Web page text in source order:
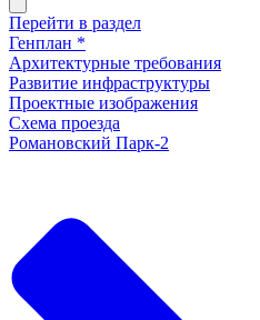
Перейти в раздел
Генплан *
Архитектурные требования
Развитие инфраструктуры
Проектные изображения
Схема проезда
Романовский Парк-2